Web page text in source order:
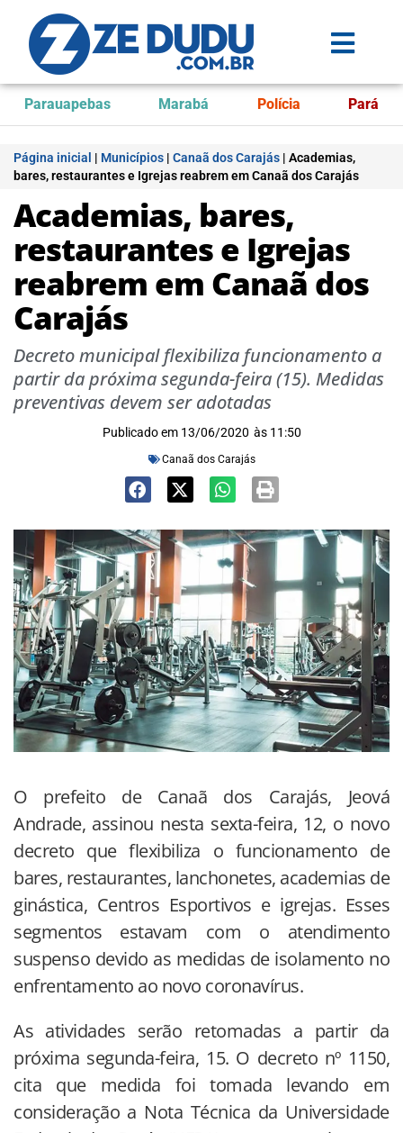
Parauapebas Marabá Polícia Pará
Página inicial | Municípios | Canaã dos Carajás | Academias,
bares, restaurantes e Igrejas reabrem em Canaã dos Carajás
Academias, bares,
restaurantes e Igrejas
reabrem em Canaã dos
Carajás
Decreto municipal flexibiliza funcionamento a
partir da próxima segunda-feira (15). Medidas
preventivas devem ser adotadas
Publicado em 13/06/2020 às 11:50
Canaã dos Carajás
O prefeito de Canaã dos Carajás, Jeová
Andrade, assinou nesta sexta-feira, 12, o novo
decreto que flexibiliza o funcionamento de
bares, restaurantes, lanchonetes, academias de
ginástica, Centros Esportivos e igrejas. Esses
segmentos estavam com o atendimento
suspenso devido as medidas de isolamento no
enfrentamento ao novo coronavírus.
As atividades serão retomadas a partir da
próxima segunda-feira, 15. O decreto nº 1150,
cita que medida foi tomada levando em
consideração a Nota Técnica da Universidade